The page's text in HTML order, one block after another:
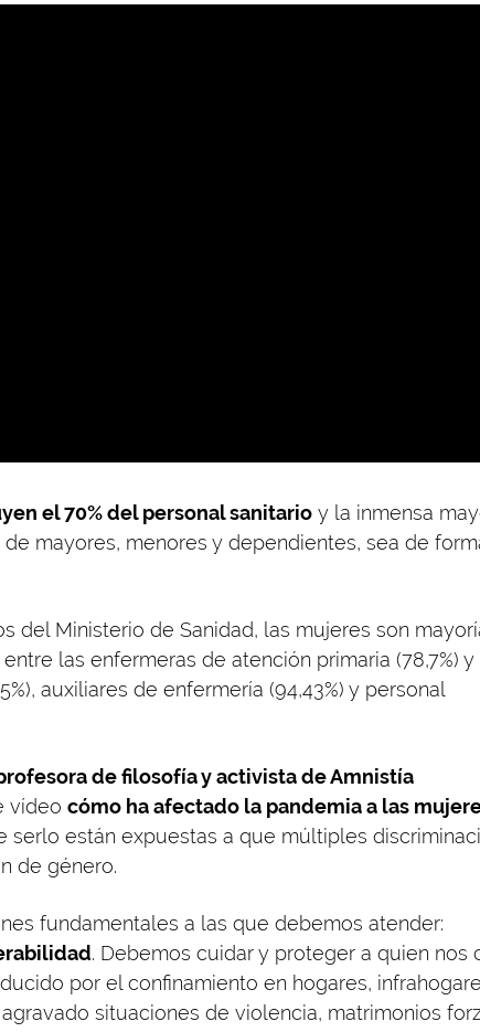
el 70% del personal sanitario y la inmensa
mayores, menores y dependientes, sea de
del Ministerio de Sanidad, las mujeres son
las enfermeras de atención primaria (78,7%) y
auxiliares de enfermería (94,43%) y personal
de filosofía y activista de Amnistía
vídeo cómo ha afectado la pandemia a las
serlo están expuestas a que múltiples
de género.
fundamentales a las que debemos atender:
. Debemos cuidar y proteger a quien nos
por el confinamiento en hogares,
situaciones de violencia, matrimonios